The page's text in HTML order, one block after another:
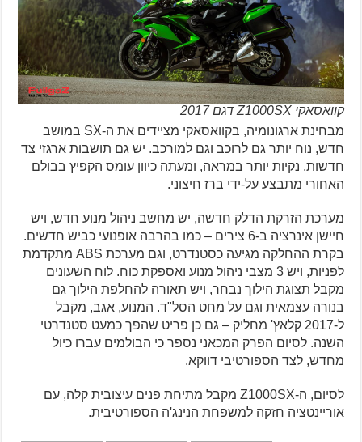
קוואסאקי Z1000SX דגם 2017
מבחינת ארגונומיה, בקוואסאקי מציידים את ה-SX במושב
חדש, נוח יותר גם לרוכב וגם למורכב. יש גם תושבות ארגזי צד
חדשות, נקיות יותר במראה, ומעתה כיוון עומס הקפיץ בבולם
האחורי מתבצע על-ידי ברז חיצוני.
מערכת הזרקת הדלק חדשה, יש מחשב ניהול מנוע חדש, ויש
חיישן אינרציה ב-6 צירים – כמו בהרבה אופנועי כביש חדשים.
בקרת ההחלקה מגיעה כסטנדרט, וגם מערכת ABS מתקדמת
לפניות, ויש 3 מצבי ניהול מנוע ואספקת כוח. לוח השעונים
מקבל תצוגת הילוך נבחר, ויש תאורה להחלפת הילוך גם
בנורה עצמאית וגם על מחט הסל"ד. המנוע, אגב, מקבל
ל-2017 קלאץ' מחליק – גם כן פריט שהפך כמעט סטנדרטי
השנה. לסיום הפרק המכאני נספר כי הבולמים עברו כיול
מחדש, לצד הספורטיבי דווקא.
לסיום, ה-Z1000SX מקבל מתיחת פנים עיצובית קלה, עם
אוריינטציה חזקה למשפחת הנינג'ה הספורטיבית.